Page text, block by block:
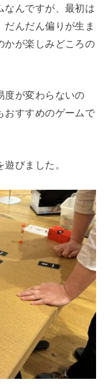
なんですが、最初は
んだん偏りが生ま
かが楽しみどころの
度が変わらないの
おすすめのゲームで
びました。